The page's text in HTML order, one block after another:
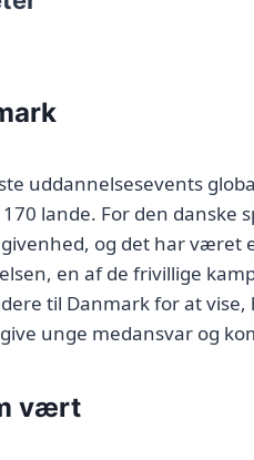
uddannelsesevents
lande. For den danske
og det har været
en af de frivillige
til Danmark for at vise,
unge medansvar og
vært